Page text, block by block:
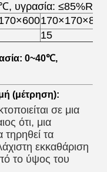
υγρασία: ≤85%RH
170×170×800
15
0~40℃,
(μέτρηση):
σε μια
ότι, μια
τα
εκκαθάριση
το ύψος του